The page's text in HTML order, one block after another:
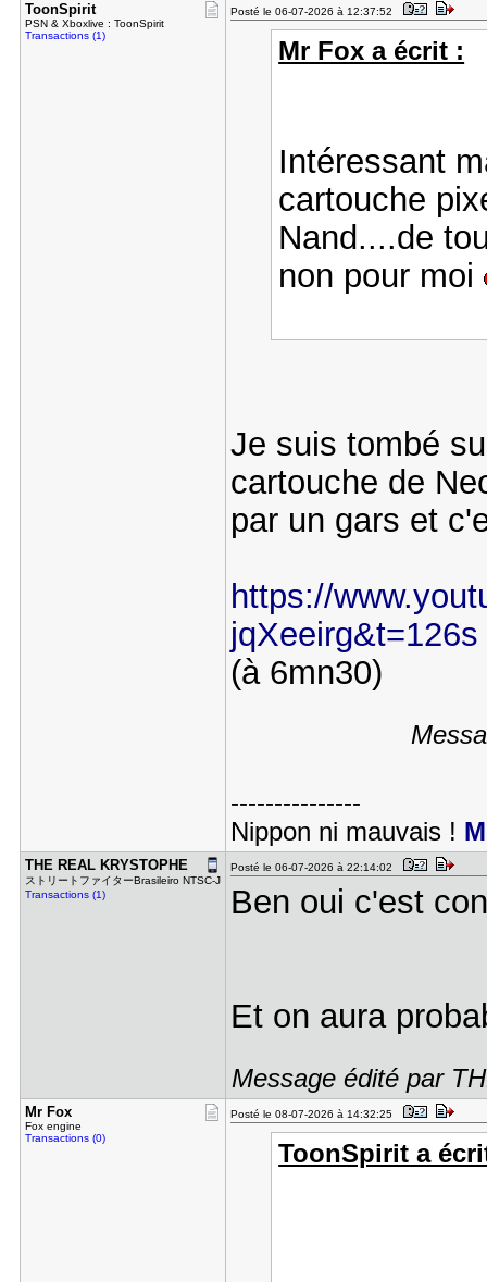
ToonSpirit
PSN & Xboxlive : ToonSpirit
Transactions (1)
Posté le 06-07-2026 à 12:37:52
Mr Fox a écrit :
Intéressant
cartouche
Nand....de
non pour moi
Je suis tombé
cartouche de
par un gars et
https://
jqXeeirg&t=126s
(à 6mn30)
---------------
Nippon ni mauvais !
THE REAL K​RYSTOPHE
ストリートファイターBrasileiro NTSC-J
Transactions (1)
Posté le 06-07-2026 à 22:14:02
Ben oui c'est
Et on aura
Message édité par
Mr Fox
Fox engine
Transactions (0)
Posté le 08-07-2026 à 14:32:25
ToonSpirit a